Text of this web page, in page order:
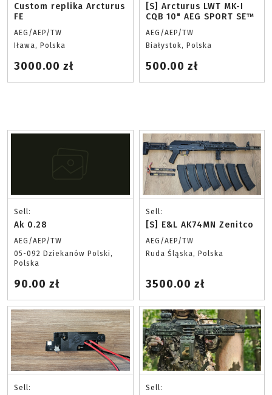
Custom replika Arcturus
FE
AEG/AEP/TW
Iława, Polska
3000.00 zł
[S] Arcturus LWT MK-I
CQB 10" AEG SPORT SE™
AEG/AEP/TW
Białystok, Polska
500.00 zł
Sell:
Ak 0.28
AEG/AEP/TW
05-092 Dziekanów Polski,
Polska
90.00 zł
Sell:
[S] E&L AK74MN Zenitco
AEG/AEP/TW
Ruda Śląska, Polska
3500.00 zł
Sell: Sell: